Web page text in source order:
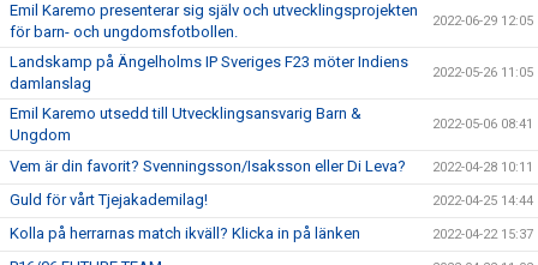
Emil Karemo presenterar sig själv och utvecklingsprojekten
för barn- och ungdomsfotbollen.
2022-06-29 12:05
Landskamp på Ängelholms IP Sveriges F23 möter Indiens
damlanslag
2022-05-26 11:05
Emil Karemo utsedd till Utvecklingsansvarig Barn &
Ungdom
2022-05-06 08:41
Vem är din favorit? Svenningsson/Isaksson eller Di Leva? 2022-04-28 10:11
Guld för vårt Tjejakademilag! 2022-04-25 14:44
Kolla på herrarnas match ikväll? Klicka in på länken 2022-04-22 15:37